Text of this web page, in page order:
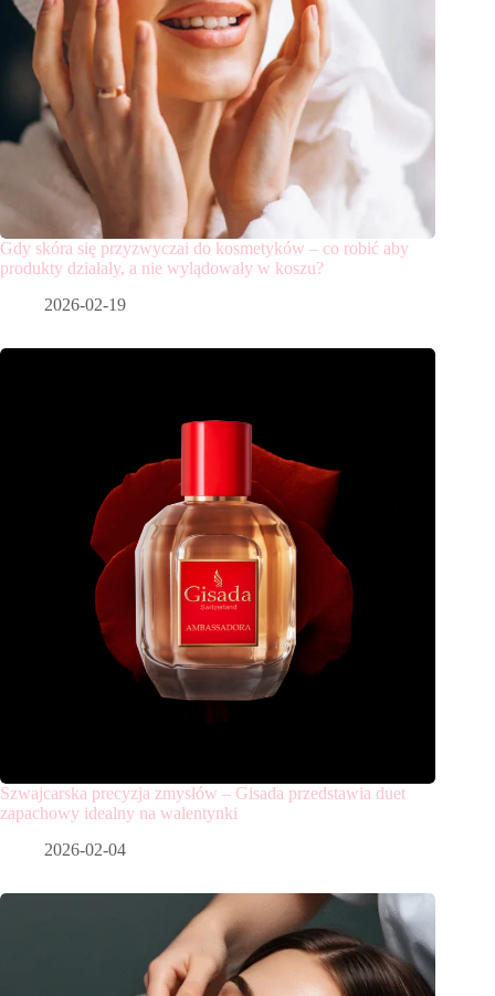
Gdy skóra się przyzwyczai do kosmetyków – co robić aby
produkty działały, a nie wylądowały w koszu?
2026-02-19
Szwajcarska precyzja zmysłów – Gisada przedstawia duet
zapachowy idealny na walentynki
2026-02-04